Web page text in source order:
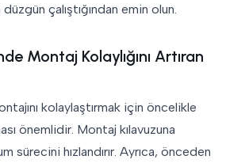
çalıştığından emin olun.
Montaj Kolaylığını Artıran
kolaylaştırmak için öncelikle
önemlidir. Montaj kılavuzuna
sürecini hızlandırır. Ayrıca, önceden